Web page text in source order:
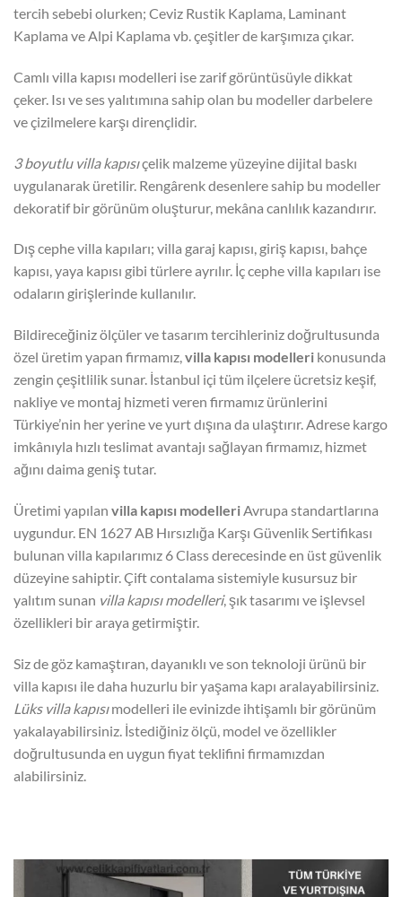
tercih sebebi olurken; Ceviz Rustik Kaplama, Laminant
Kaplama ve Alpi Kaplama vb. çeşitler de karşımıza çıkar.
Camlı villa kapısı modelleri ise zarif görüntüsüyle dikkat
çeker. Isı ve ses yalıtımına sahip olan bu modeller darbelere
ve çizilmelere karşı dirençlidir.
3 boyutlu villa kapısıçelik malzeme yüzeyine dijital baskı
uygulanarak üretilir. Rengârenk desenlere sahip bu modeller
dekoratif bir görünüm oluşturur, mekâna canlılık kazandırır.
Dış cephe villa kapıları; villa garaj kapısı, giriş kapısı, bahçe
kapısı, yaya kapısı gibi türlere ayrılır. İç cephe villa kapıları ise
odaların girişlerinde kullanılır.
Bildireceğiniz ölçüler ve tasarım tercihleriniz doğrultusunda
özel üretim yapan firmamız,villa kapısı modelleri konusunda
zengin çeşitlilik sunar. İstanbul içi tüm ilçelere ücretsiz keşif,
nakliye ve montaj hizmeti veren firmamız ürünlerini
Türkiye’nin her yerine ve yurt dışına da ulaştırır. Adrese kargo
imkânıyla hızlı teslimat avantajı sağlayan firmamız, hizmet
ağını daima geniş tutar.
Üretimi yapılan villa kapısı modelleriAvrupa standartlarına
uygundur. EN 1627 AB Hırsızlığa Karşı Güvenlik Sertifikası
bulunan villa kapılarımız 6 Class derecesinde en üst güvenlik
düzeyine sahiptir. Çift contalama sistemiyle kusursuz bir
yalıtım sunan villa kapısı modelleri, şık tasarımı ve işlevsel
özellikleri bir araya getirmiştir.
Siz de göz kamaştıran, dayanıklı ve son teknoloji ürünü bir
villa kapısı ile daha huzurlu bir yaşama kapı aralayabilirsiniz.
Lüks villa kapısımodelleri ile evinizde ihtişamlı bir görünüm
yakalayabilirsiniz. İstediğiniz ölçü, model ve özellikler
doğrultusunda en uygun fiyat teklifini firmamızdan
alabilirsiniz.